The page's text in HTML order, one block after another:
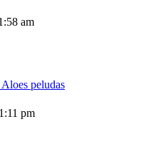
am
peludas
pm